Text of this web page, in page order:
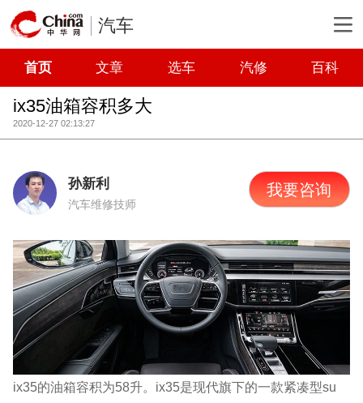
汽车
首页 文章 选车 汽修 百科
ix35油箱容积多大
2020-12-27 02:13:27
孙新利
汽车维修技师
我要咨询
ix35的油箱容积为58升。ix35是现代旗下的一款紧凑型su